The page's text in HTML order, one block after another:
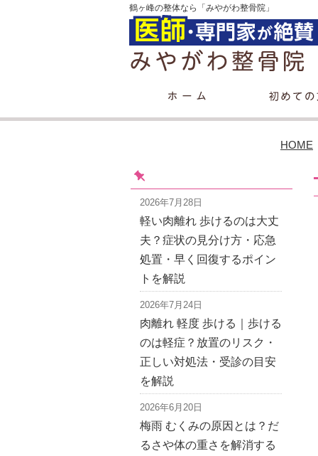
鶴ヶ峰の整体なら「みやがわ整骨院」
HOME
2026年7月28日
軽い肉離れ 歩けるのは大丈
夫？症状の見分け方・応急
処置・早く回復するポイン
トを解説
2026年7月24日
肉離れ 軽度 歩ける｜歩ける
のは軽症？放置のリスク・
正しい対処法・受診の目安
を解説
2026年6月20日
梅雨 むくみの原因とは？だ
るさや体の重さを解消する